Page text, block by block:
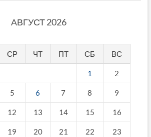
АВГУСТ 2026
СР ЧТ ПТ СБ ВС
1 2
5 6 7 8 9
12 13 14 15 16
19 20 21 22 23